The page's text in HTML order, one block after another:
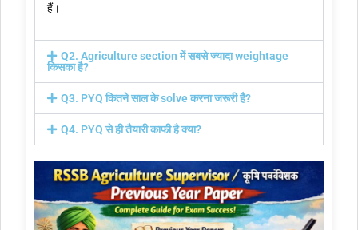
हैं।
Q2. Agriculture section में सबसे ज्यादा weightage
किसका है?
Q3. PYQ कितने साल के solve करना जरूरी है?
Q4. PYQ से ही तैयारी काफी है क्या?